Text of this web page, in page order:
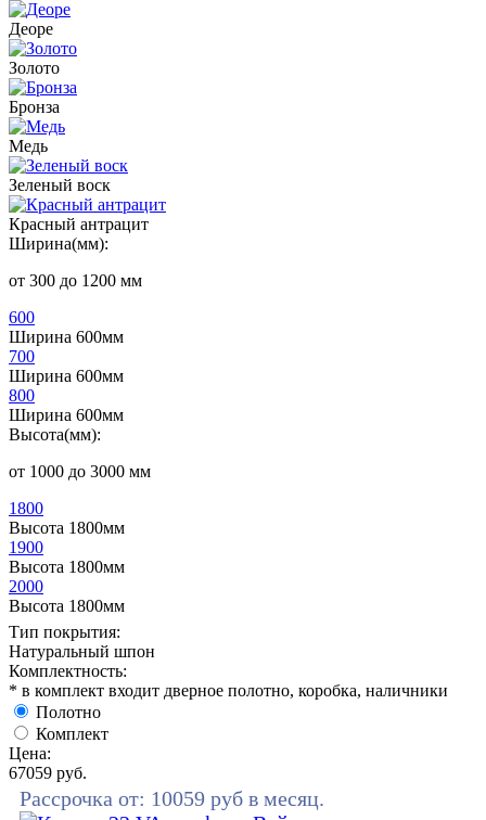
Деоре
Золото
Бронза
Медь
Зеленый воск
Красный антрацит
Ширина(мм):
от 300 до 1200 мм
600
Ширина 600мм
700
Ширина 600мм
800
Ширина 600мм
Высота(мм):
от 1000 до 3000 мм
1800
Высота 1800мм
1900
Высота 1800мм
2000
Высота 1800мм
Тип покрытия:
Натуральный шпон
Комплектность:
* в комплект входит дверное полотно, коробка, наличники
Полотно
Комплект
Цена:
67059 руб.
Рассрочка от: 10059 руб в месяц.